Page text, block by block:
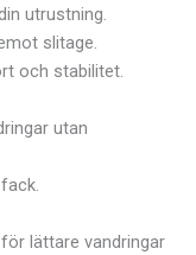
utrustning.
slitage.
och stabilitet.
utan
lättare vandringar